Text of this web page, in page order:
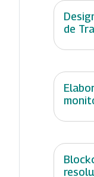
de